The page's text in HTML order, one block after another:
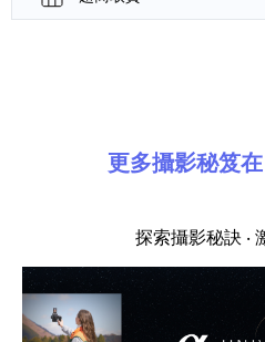
更多攝影秘笈在
探索攝影秘訣 ‧